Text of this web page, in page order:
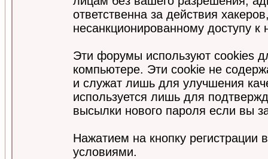
ответственна за действия
несанкционированному доступу к
Эти форумы используют cookies
компьютере. Эти cookie не
и служат лишь для улучшения
используется лишь для
высылки нового пароля если вы
Нажатием на кнопку регистрации
условиями.